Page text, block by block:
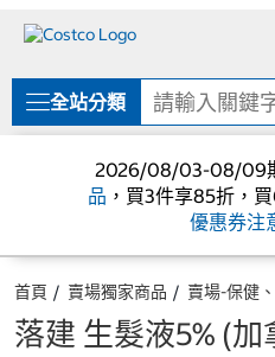
單
全站分類
2026/08/03-08/09
品 ，買3件享85折，
優惠券注
首頁 賣場獨家商品 賣場-保健
落建 生髮液5% (加